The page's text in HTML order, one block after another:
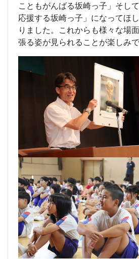
こともがんばる坂崎っ子」そし
応援する坂崎っ子」になってほ
りました。これからも様々な場
張る姿が見られることが楽しみで